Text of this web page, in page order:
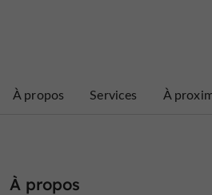
À propos Services À
À propos